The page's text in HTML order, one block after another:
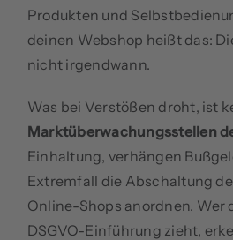
Produkten und
deinen Webshop heißt das:
nicht irgendwann.
Was bei Verstößen droht, ist
Marktüberwachungsstellen
Einhaltung, verhängen
Extremfall die Abschaltung
Online-Shops anordnen. Wer
DSGVO-Einführung zieht,